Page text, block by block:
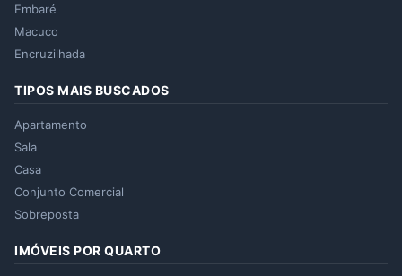
Embaré
Macuco
Encruzilhada
TIPOS MAIS BUSCADOS
Apartamento
Sala
Casa
Conjunto Comercial
Sobreposta
IMÓVEIS POR QUARTO